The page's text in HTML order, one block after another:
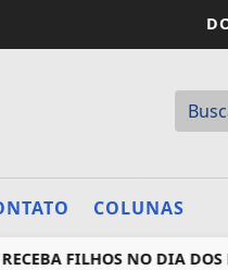
COLUNAS
FILHOS NO DIA DOS